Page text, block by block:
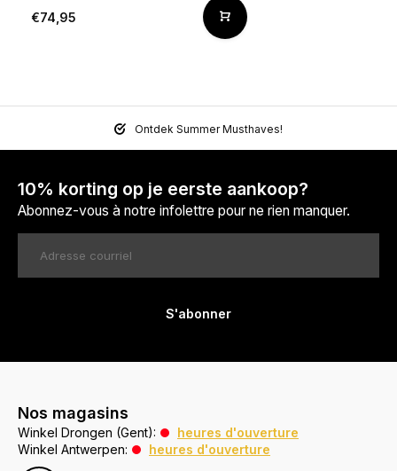
€74,95
Ontdek Summer Musthaves!
10% korting op je eerste aankoop?
Abonnez-vous à notre infolettre pour ne rien manquer.
S'abonner
Nos magasins
Winkel Drongen (Gent):
heures d'ouverture
Winkel Antwerpen:
heures d'ouverture